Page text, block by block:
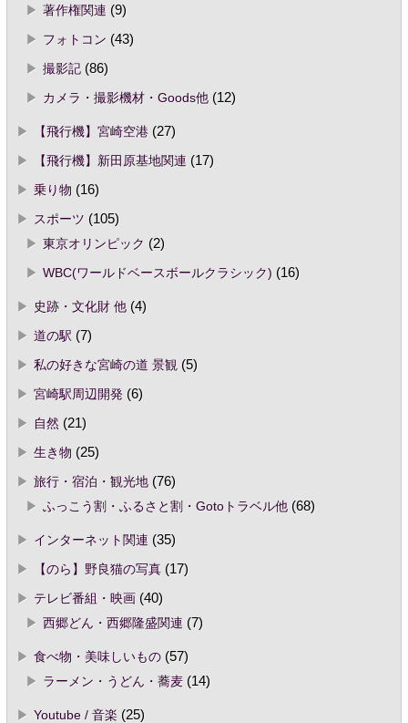
著作権関連 (9)
フォトコン (43)
撮影記(86)
カメラ・撮影機材・Goods他(12)
【飛行機】宮崎空港(27)
【飛行機】新田原基地関連 (17)
乗り物 (16)
スポーツ (105)
東京オリンピック (2)
WBC(ワールドベースボールクラシック) (16)
史跡・文化財 他(4)
道の駅 (7)
私の好きな宮崎の道 景観 (5)
宮崎駅周辺開発(6)
自然 (21)
生き物 (25)
旅行・宿泊・観光地(76)
ふっこう割・ふるさと割・Gotoトラベル他(68)
インターネット関連 (35)
【のら】野良猫の写真(17)
テレビ番組・映画(40)
西郷どん・西郷隆盛関連 (7)
食べ物・美味しいもの(57)
ラーメン・うどん・蕎麦(14)
Youtube / 音楽 (25)